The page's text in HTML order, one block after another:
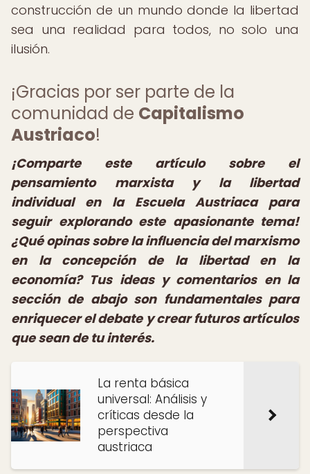
construcción de un mundo donde la libertad
sea una realidad para todos, no solo una
ilusión.
¡Gracias por ser parte de la
comunidad de Capitalismo
Austriaco!
¡Comparte este artículo sobre el
pensamiento marxista y la libertad
individual en la Escuela Austriaca para
seguir explorando este apasionante tema!
¿Qué opinas sobre la influencia del marxismo
en la concepción de la libertad en la
economía? Tus ideas y comentarios en la
sección de abajo son fundamentales para
enriquecer el debate y crear futuros artículos
que sean de tu interés.
La renta básica
universal: Análisis y
críticas desde la
perspectiva
austriaca